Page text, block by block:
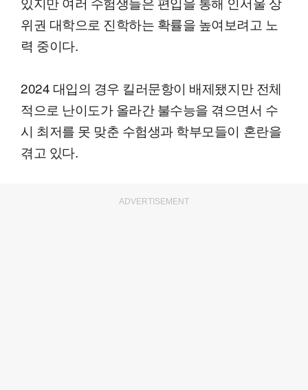
위권 대학으로 진학하는 확률을 높여보려고 노
력 중이다.
2024 대입의 경우 킬러문항이 배제됐지만 전체
적으로 난이도가 올라간 불수능을 겪으면서 수
시 최저를 못 맞춘 수험생과 학부모들이 혼란을
겪고 있다.
ADVERTISEMENT